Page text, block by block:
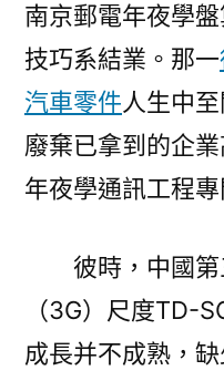
南京郵電年夜學
技巧系結業。那一
汽車零件人生中
廢棄已拿到的企
年夜學通訊工程
彼時，中國
（3G）尺度TD-
成長并不成熟，